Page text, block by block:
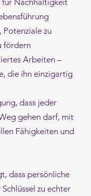
Nachhaltigkeit
zu
fördern
Arbeiten –
die ihn einzigartig
dass jeder
gehen darf, mit
Fähigkeiten und
dass persönliche
zu echter